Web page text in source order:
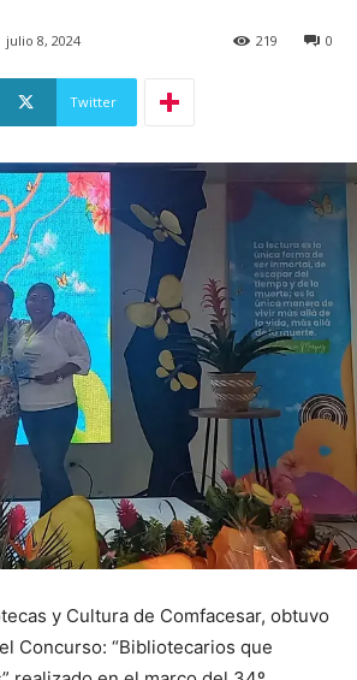
julio 8, 2024 0
219
Twitter
y Cultura de Comfacesar, obtuvo
Concurso: “Bibliotecarios que